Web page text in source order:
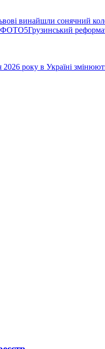
винайшли сонячний
ФОТО5Грузинський
2026 року в Україні